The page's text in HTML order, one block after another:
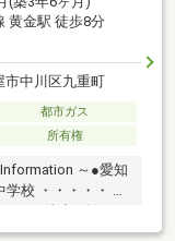
黄金駅 徒歩8分
市中川区九重町
都市ガス
所有権
～●愛知
校 ・・・・・ 約
ドラッグスト